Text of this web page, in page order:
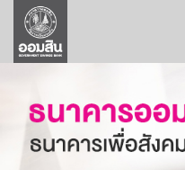
ลูกค้าธุรกิจ
ลูกค้าผู้ประกอบรายย่อย
ออมเพื่อสุข
เกี่ยวกับธนาคาร